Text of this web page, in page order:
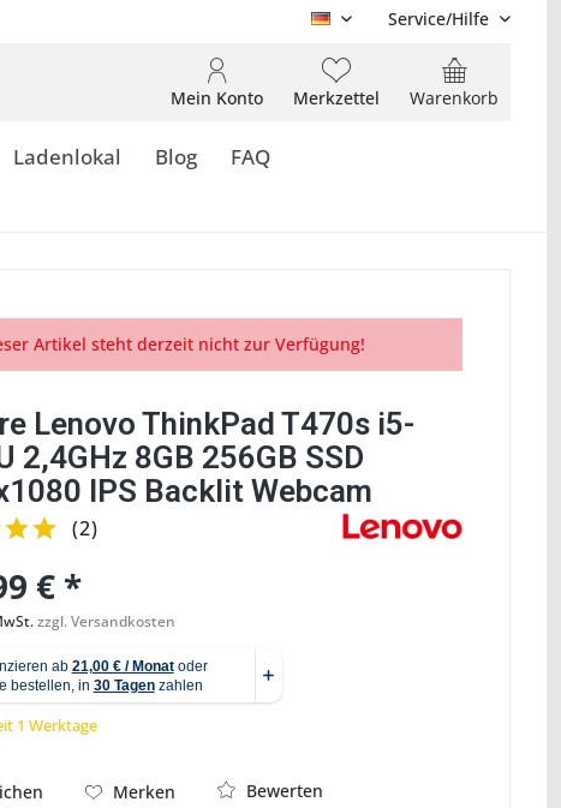
DE Service/Hilfe
Warenkorb
Merkzettel
Mein Konto
Ladenlokal Blog FAQ
Artikel steht derzeit nicht zur Verfügung!
Lenovo ThinkPad T470s i5-
2,4GHz 8GB 256GB SSD
IPS Backlit Webcam
(2)
€ *
zzgl. Versandkosten
1 Werktage
Merken
Bewerten